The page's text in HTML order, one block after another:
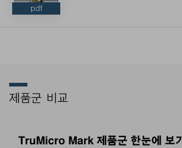
pdf
제품군 비교
TruMicro Mark 제품군 한눈에 보기